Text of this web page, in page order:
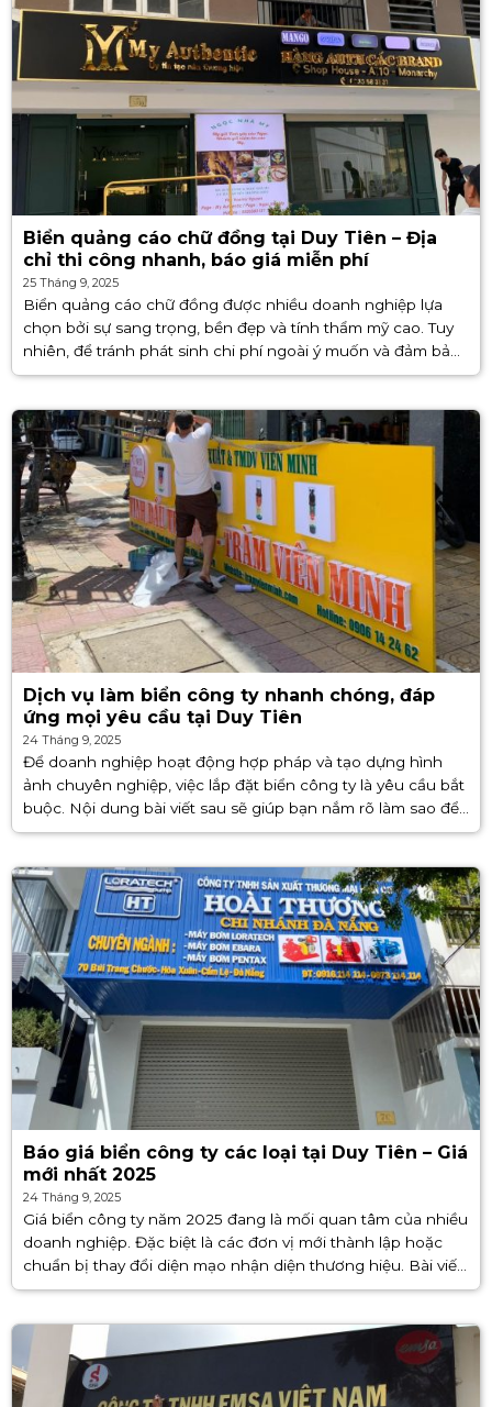
Biển quảng cáo chữ đồng tại Duy Tiên – Địa
chỉ thi công nhanh, báo giá miễn phí
25 Tháng 9, 2025
Biển quảng cáo chữ đồng được nhiều doanh nghiệp lựa
chọn bởi sự sang trọng, bền đẹp và tính thẩm mỹ cao. Tuy
nhiên, để tránh phát sinh chi phí ngoài ý muốn và đảm bảo
chất lượng sản phẩm, [...]
Dịch vụ làm biển công ty nhanh chóng, đáp
ứng mọi yêu cầu tại Duy Tiên
24 Tháng 9, 2025
Để doanh nghiệp hoạt động hợp pháp và tạo dựng hình
ảnh chuyên nghiệp, việc lắp đặt biển công ty là yêu cầu bắt
buộc. Nội dung bài viết sau sẽ giúp bạn nắm rõ làm sao để
sở hữu [...]
Báo giá biển công ty các loại tại Duy Tiên – Giá
mới nhất 2025
24 Tháng 9, 2025
Giá biển công ty năm 2025 đang là mối quan tâm của nhiều
doanh nghiệp. Đặc biệt là các đơn vị mới thành lập hoặc
chuẩn bị thay đổi diện mạo nhận diện thương hiệu. Bài viết
sau sẽ phân [...]